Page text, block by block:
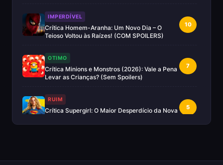
IMPERDÍVEL
Crítica Homem-Aranha: Um Novo Dia – O
Teioso Voltou às Raízes! (COM SPOILERS)
10
OTIMO
Crítica Minions e Monstros (2026): Vale a Pena
Levar as Crianças? (Sem Spoilers)
7
RUIM
Crítica Supergirl: O Maior Desperdício da Nova
5
Nostálgica Que o Cinema Precisava(Sem